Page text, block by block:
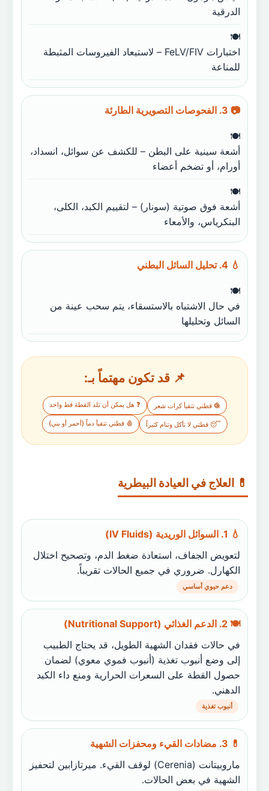
الدرقية
اختبارات FeLV/FIV – لاستبعاد الفيروسات المثبطة
للمناعة
📷 3. الفحوصات التصويرية الطارئة
أشعة سينية على البطن – للكشف عن سوائل، انسداد،
أورام، أو تضخم أعضاء
أشعة فوق صوتية (سونار) – لتقييم الكبد، الكلى،
البنكرياس، والأمعاء
💧 4. تحليل السائل البطني
في حال الاشتباه بالاستسقاء، يتم سحب عينة من
السائل وتحليلها
📌 قد تكون مهتماً بـ:
🧶 قطتي تتقيأ كرات شعر ❓ هل يمكن أن تلد القطة قط واحد
😴 قطتي لا تأكل وتنام كثيراً 🩸 قطتي تتقيأ دماً (أحمر أو بني)
💊 العلاج في العيادة البيطرية
💧 1. السوائل الوريدية (IV Fluids)
لتعويض الجفاف، استعادة ضغط الدم، وتصحيح اختلال
الكهارل. ضروري في جميع الحالات تقريباً.
دعم حيوي أساسي
🍽️ 2. الدعم الغذائي (Nutritional Support)
في حالات فقدان الشهية الطويل، قد يحتاج الطبيب
إلى وضع أنبوب تغذية (أنبوب فموي معوي) لضمان
حصول القطة على السعرات الحرارية ومنع داء الكبد
الدهني.
أنبوب تغذية
💊 3. مضادات القيء ومحفزات الشهية
ماروبيتانت (Cerenia) لوقف القيء. ميرتازابين لتحفيز
الشهية في بعض الحالات.